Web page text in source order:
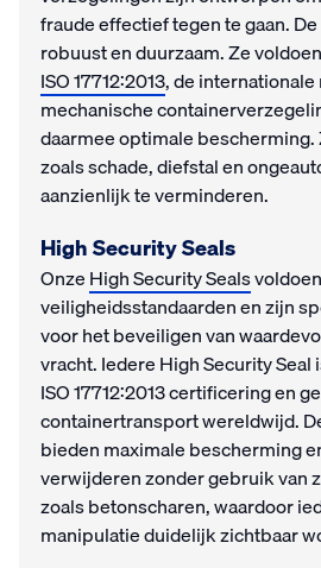
fraude effectief tegen te gaan.
robuust en duurzaam. Ze
ISO 17712:2013, de
mechanische
daarmee optimale bescherming.
zoals schade, diefstal en
aanzienlijk te verminderen.
High Security Seals
OnzeHigh Security Seals
veiligheidsstandaarden en zijn
voor het beveiligen van
vracht. Iedere High Security Seal
ISO 17712:2013 certificering en
containertransport wereldwijd.
bieden maximale bescherming
verwijderen zonder gebruik van
zoals betonscharen, waardoor
manipulatie duidelijk zichtbaar